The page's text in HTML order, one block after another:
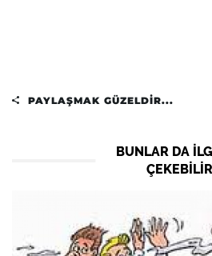
PAYLAŞMAK GÜZELDIR...
BUNLAR DA
ÇEKEBILIR